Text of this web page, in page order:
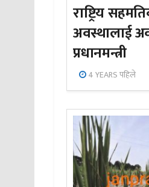
राष्ट्रिय
अवस्थालाई
प्रधानमन्त्री
4 YEARS पहिले